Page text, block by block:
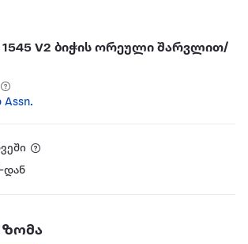
1545 V2 ბიჭის ორეული შარვლით/
Assn.
დან
ზომა